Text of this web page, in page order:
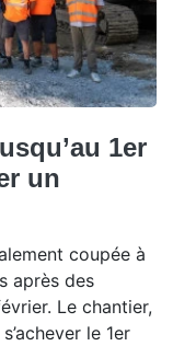
1er
un
coupée à
après des
Le chantier,
le 1er